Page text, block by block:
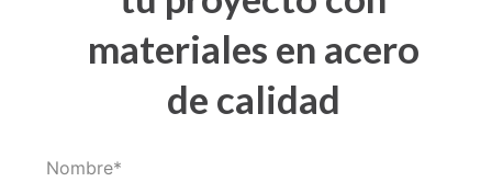
materiales en acero
de calidad